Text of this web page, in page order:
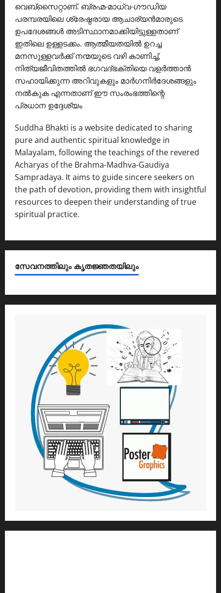
വെബ്സൈറ്റാണ്. ബ്രഹ്മ-മാധ്വ-ഗൗഡിയ
പരമ്പരയിലെ ശ്രേഷ്ഠരായ ആചാര്യൻമാരുടെ
ഉപദേശങ്ങൾ അടിസ്ഥാനമാക്കിയിട്ടുള്ളതാണ്
ഇതിലെ ഉള്ളടക്കം. ആത്മീയതയിൽ ഉറച്ച
മനസുള്ളവർക്ക് നന്മയുടെ വഴി കാണിച്ച്,
നിത്യജീവിതത്തിൽ ഭഗവദ്ഭക്തിയെ വളർത്താൻ
സഹായിക്കുന്ന അറിവുകളും മാർഗനിർദേശങ്ങളും
നൽകുക എന്നതാണ് ഈ സംരംഭത്തിന്റെ
പ്രധാന ഉദ്ദേശ്യം
Suddha Bhakti is a website dedicated to sharing
pure and authentic spiritual knowledge in
Malayalam, following the teachings of the revered
Acharyas of the Brahma-Madhva-Gaudiya
Sampradaya. It aims to guide sincere seekers on
the path of devotion, providing them with insightful
resources to deepen their understanding of true
spiritual practice.
സേവനത്തിലും കൃതജ്ഞതയിലും